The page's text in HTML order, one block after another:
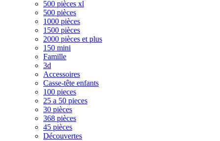
500 pièces xl
500 pièces
1000 pièces
1500 pièces
2000 pièces et plus
150 mini
Famille
3d
Accessoires
Casse-tête enfants
100 pieces
25 a 50 pieces
30 pièces
368 pièces
45 pièces
Découvertes